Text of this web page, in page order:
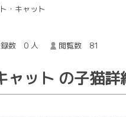
・キャット
録数 0 人 閲覧数 81
ャット の子猫詳